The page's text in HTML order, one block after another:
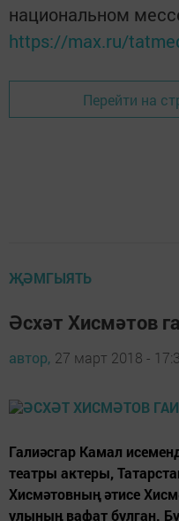
национальном
https://max.ru/
Перейти на
ҖӘМГЫЯТЬ
Әсхәт Хисмәтов
автор, 27 март 2018 -
Галиәсгар Камал
театры актеры,
Хисмәтовның әтисе
улының вафат булган.